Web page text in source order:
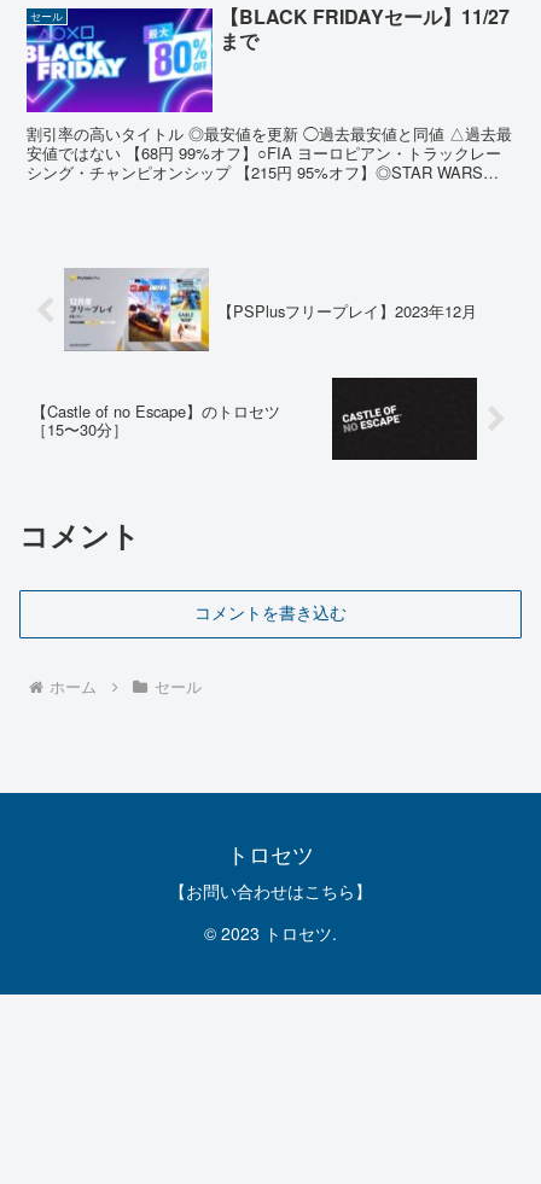
セール
【BLACK FRIDAYセール】11/27
まで
割引率の高いタイトル ◎最安値を更新 ◯過去最安値と同値 △過去最
安値ではない 【68円 99%オフ】○FIA ヨーロピアン・トラックレー
シング・チャンピオンシップ 【215円 95%オフ】◎STAR WARS：
【PSPlusフリープレイ】2023年12月
【Castle of no Escape】のトロセツ
［15〜30分］
コメント
コメントを書き込む
ホーム セール
トロセツ
【お問い合わせはこちら】
© 2023 トロセツ.